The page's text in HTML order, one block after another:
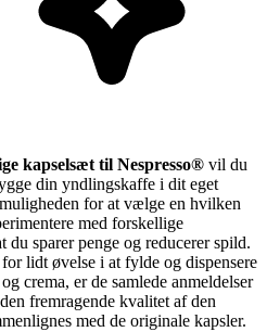
kapselsæt til Nespresso® vil du
din yndlingskaffe i dit eget
for at vælge en hvilken
med forskellige
du sparer penge og reducerer spild.
lidt øvelse i at fylde og dispensere
crema, er de samlede anmeldelser
fremragende kvalitet af den
med de originale kapsler.